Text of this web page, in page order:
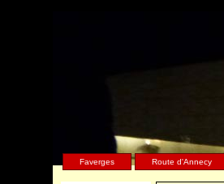
Faverges Route d'Annecy